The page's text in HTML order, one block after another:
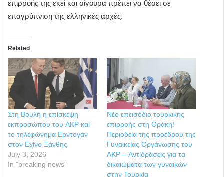
επιρροής της εκεί και σίγουρα πρέπει να θέσει σε
επαγρύπνιση της ελληνικές αρχές.
Related
Στη Βουλή η επίσκεψη
εκπροσώπου του AKP και
το τηλεφώνημα Ερντογάν
στον Εχίνο Ξάνθης
July 3, 2026
In "breaking news"
Νέο επεισόδιο τουρκικής
επιρροής στη Θράκη!
Περιοδεία της προέδρου της
Γυναικείας Οργάνωσης του
AKP – Αντιδράσεις για τα
δικαιώματα των γυναικών
στην Τουρκία